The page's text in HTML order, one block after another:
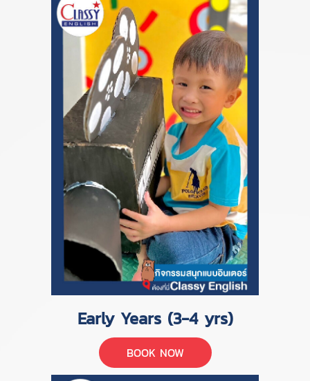
Early Years (3-4 yrs)
BOOK NOW